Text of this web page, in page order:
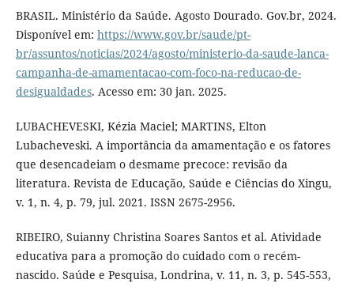
BRASIL. Ministério da Saúde. Agosto Dourado. Gov.br, 2024.
Disponível em: https://www.gov.br/saude/pt-
br/assuntos/noticias/2024/agosto/ministerio-da-saude-lanca-
campanha-de-amamentacao-com-foco-na-reducao-de-
desigualdades. Acesso em: 30 jan. 2025.
LUBACHEVESKI, Kézia Maciel; MARTINS, Elton
Lubacheveski. A importância da amamentação e os fatores
que desencadeiam o desmame precoce: revisão da
literatura. Revista de Educação, Saúde e Ciências do Xingu,
v. 1, n. 4, p. 79, jul. 2021. ISSN 2675-2956.
RIBEIRO, Suianny Christina Soares Santos et al. Atividade
educativa para a promoção do cuidado com o recém-
nascido. Saúde e Pesquisa, Londrina, v. 11, n. 3, p. 545-553,